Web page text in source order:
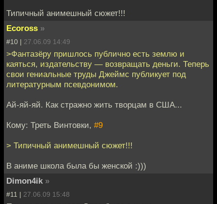
Типичный анимешный сюжет!!!
Ecoross »
#10 | 27.06.09 14:49
>Фантазёру пришлось публично есть землю и
каяться, издательству — возвращать деньги. Теперь
свои гениальные труды Джеймс публикует под
литературным псевдонимом.
Ай-яй-яй. Как стражно жить творцам в США...
Кому: Треть Винтовки, #9
> Типичный анимешный сюжет!!!
В аниме школа была бы женской :)))
Dimon4ik »
#11 | 27.06.09 15:48